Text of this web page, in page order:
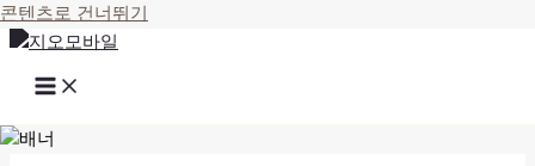
콘텐츠로 건너뛰기